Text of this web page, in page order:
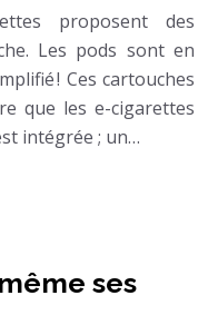
proposent des
Les pods sont en
! Ces cartouches
que les e-cigarettes
intégrée ; un…
ses